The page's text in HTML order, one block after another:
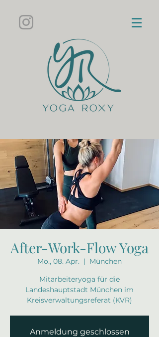
After-Work-Flow Yoga
Mo., 08. Apr.
  |
München
Mitarbeiteryoga für die
Landeshauptstadt München im
Kreisverwaltungsreferat (KVR)
Anmeldung geschlossen